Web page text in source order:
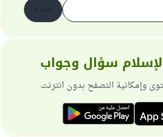
سؤال وجواب
وإمكانية التصفح بدون انترنت